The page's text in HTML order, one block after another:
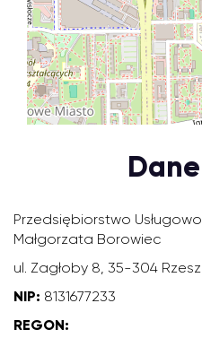
Przedsiębiorstwo
Małgorzata Borowiec
ul. Zagłoby 8, 35-304
NIP: 8131677233
REGON: